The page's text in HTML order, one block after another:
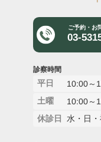
ご予約・お
03-
診察時間
平日 10:00～
土曜 10:00～
休診日 水・日・